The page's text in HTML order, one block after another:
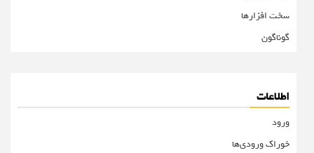
سخت افزارها
گوناگون
اطلاعات
ورود
خوراک ورودی‌ها